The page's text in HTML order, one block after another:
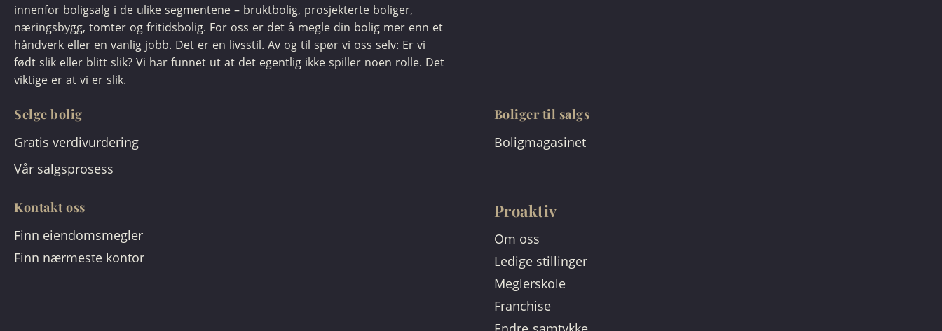
innenfor boligsalg i de ulike segmentene – bruktbolig, prosjekterte boliger,
næringsbygg, tomter og fritidsbolig. For oss er det å megle din bolig mer enn et
håndverk eller en vanlig jobb. Det er en livsstil. Av og til spør vi oss selv: Er vi
født slik eller blitt slik? Vi har funnet ut at det egentlig ikke spiller noen rolle. Det
viktige er at vi er slik.
Selge bolig
Gratis verdivurdering
Vår salgsprosess
Boliger til salgs
Boligmagasinet
Kontakt oss
Finn eiendomsmegler
Finn nærmeste kontor
Proaktiv
Om oss
Ledige stillinger
Meglerskole
Franchise